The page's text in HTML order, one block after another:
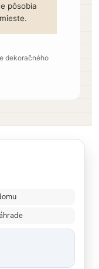
pôsobia
dekoračného